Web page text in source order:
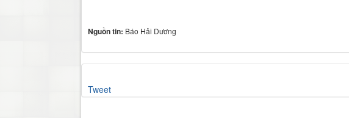
Nguồn tin: Báo Hải Dương
Tweet